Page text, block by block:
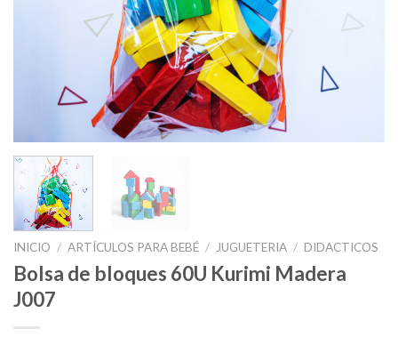
INICIO / ARTÍCULOS PARA BEBÉ / JUGUETERIA / DIDACTICOS
Bolsa de bloques 60U Kurimi Madera
J007